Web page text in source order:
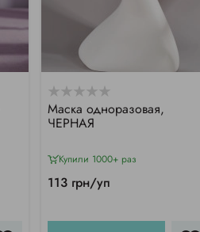
Маска одноразовая,
ЧЕРНАЯ
Купили 1000+ раз
113 грн/уп